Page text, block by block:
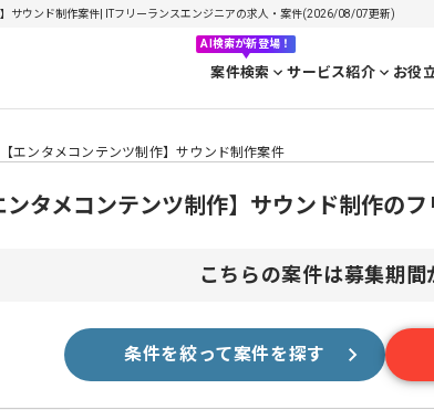
】サウンド制作案件| ITフリーランスエンジニアの求人・案件(2026/08/07更新)
AI検索が新登場！
案件検索 サービス紹介 お役
【エンタメコンテンツ制作】サウンド制作案件
ンタメコンテンツ制作】サウンド制作の
こちらの案件は募集期間
条件を絞って案件を探す